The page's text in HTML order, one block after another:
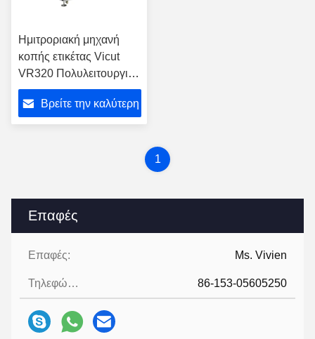
Επαφές
Επαφές: Ms. Vivien
Τηλεφώνημα: 86-153-05605250
Ημιτροριακή μηχανή
κοπής ετικέτας Vicut
VR320 Πολυλειτουργική
αυτόματη μηχανή με
σχιστήραΒρείτε την καλύτερη
1